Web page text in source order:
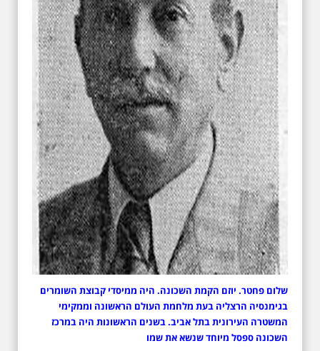
שלום פחטר. יוזם הקמת השכונה. היה ממיסדי קבוצת השומרים
בגימנסיה הרצליה בעת מלחמת העולם הראשונה וממקימי
המשטרה העירונית בתל אביב. בשנים הראשונות היה במרכז
השכונה ספסל מיוחד שנשא את שמו